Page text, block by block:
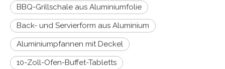
BBQ-Grillschale aus Aluminiumfolie
Back- und Servierform aus Aluminium
Aluminiumpfannen mit Deckel
10-Zoll-Ofen-Buffet-Tabletts